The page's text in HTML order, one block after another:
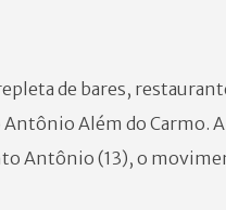
de bares,
Além do
Antônio (13), o